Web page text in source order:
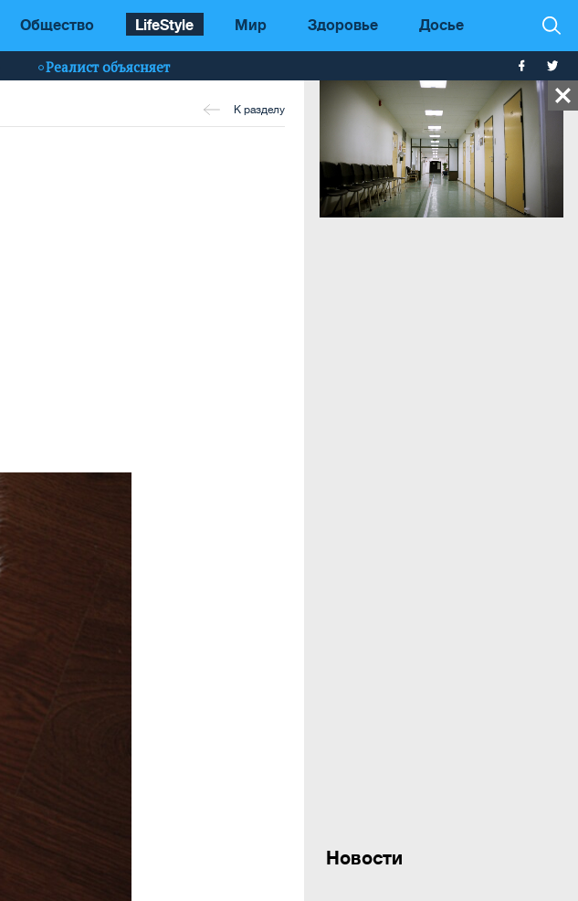
Общество LifeStyle Мир Здоровье Досье
Реалист объясняет
Новости
К разделу